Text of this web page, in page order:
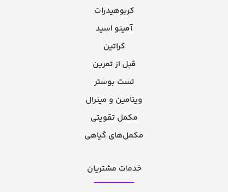
کربوهیدرات
آمینو اسید
کراتین
قبل از تمرین
تست بوستر
ویتامین و مینرال
مکمل تقویتی
مکمل‌های گیاهی
خدمات مشتریان